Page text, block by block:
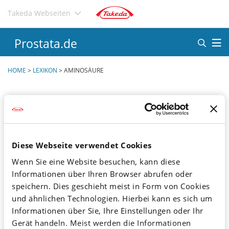
Diese Webseite verwendet Cookies
Wenn Sie eine Website besuchen, kann diese
Informationen über Ihren Browser abrufen oder
speichern. Dies geschieht meist in Form von Cookies
und ähnlichen Technologien. Hierbei kann es sich um
Informationen über Sie, Ihre Einstellungen oder Ihr
Gerät handeln. Meist werden die Informationen
Direkt
Inhalt
Takeda Webseiten
Prostata.de
HOME > LEXIKON >AMINOSÄURE
A B C D E
G
H I J K
L
M
N O P Q
R
S
T U V W
X
Y
Z Ü <